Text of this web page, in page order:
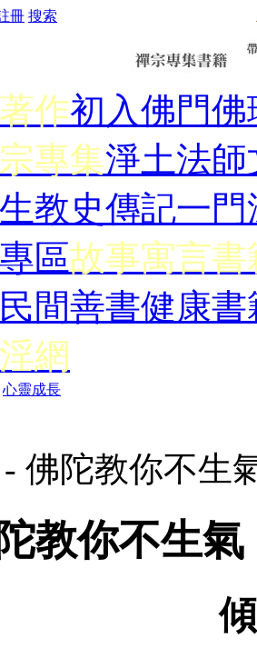
冊 搜索
作初入佛門佛
專集淨土法師
教史傳記一門
區故事寓言書
民間善書健康書
網
心靈成長
佛陀教你不生
教你不生